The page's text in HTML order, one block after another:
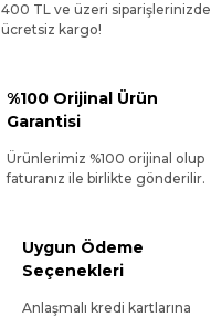
400 TL ve üzeri siparişlerinizde
ücretsiz kargo!
%100 Orijinal Ürün
Garantisi
Ürünlerimiz %100 orijinal olup
faturanız ile birlikte gönderilir.
Uygun Ödeme
Seçenekleri
Anlaşmalı kredi kartlarına